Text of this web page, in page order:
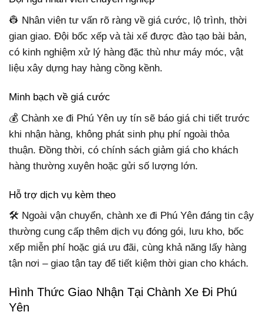
👷 Nhân viên tư vấn rõ ràng về giá cước, lộ trình, thời
gian giao. Đội bốc xếp và tài xế được đào tạo bài bản,
có kinh nghiệm xử lý hàng đặc thù như máy móc, vật
liệu xây dựng hay hàng cồng kềnh.
Minh bạch về giá cước
💰 Chành xe đi Phú Yên uy tín sẽ báo giá chi tiết trước
khi nhận hàng, không phát sinh phụ phí ngoài thỏa
thuận. Đồng thời, có chính sách giảm giá cho khách
hàng thường xuyên hoặc gửi số lượng lớn.
Hỗ trợ dịch vụ kèm theo
🛠 Ngoài vận chuyển, chành xe đi Phú Yên đáng tin cậy
thường cung cấp thêm dịch vụ đóng gói, lưu kho, bốc
xếp miễn phí hoặc giá ưu đãi, cùng khả năng lấy hàng
tận nơi – giao tận tay để tiết kiệm thời gian cho khách.
Hình Thức Giao Nhận Tại Chành Xe Đi Phú
Yên